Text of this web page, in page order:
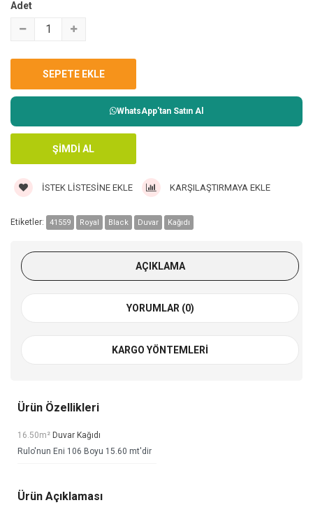
Adet
WhatsApp'tan Satın Al
İSTEK LISTESINE EKLE KARŞILAŞTIRMAYA EKLE
Etiketler: 41559 Royal Black Duvar Kağıdı
AÇIKLAMA
YORUMLAR (0)
KARGO YÖNTEMLERI
Ürün Özellikleri
16.50m² Duvar Kağıdı
Rulo'nun Eni 106 Boyu 15.60 mt'dir
Ürün Açıklaması